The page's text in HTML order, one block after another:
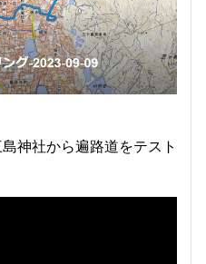
神社から遍路道をテスト